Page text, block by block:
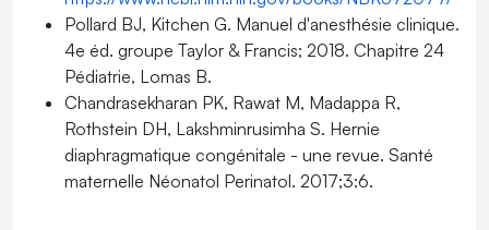
Pollard BJ, Kitchen G. Manuel d'anesthésie clinique.
4e éd. groupe Taylor & Francis; 2018. Chapitre 24
Pédiatrie, Lomas B.
Chandrasekharan PK, Rawat M, Madappa R,
Rothstein DH, Lakshminrusimha S. Hernie
diaphragmatique congénitale - une revue. Santé
maternelle Néonatol Perinatol. 2017;3:6.